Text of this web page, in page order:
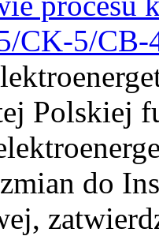
CK-5/CB-
Polskiej
do